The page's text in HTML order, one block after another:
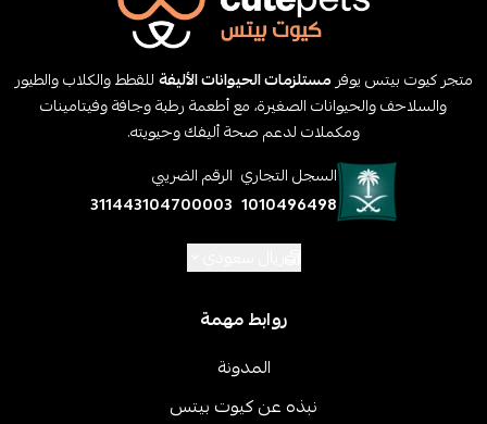
متجر كيوت بيتس يوفر مستلزمات الحيوانات الأليفةللقطط والكلاب والطيور
والسلاحف والحيوانات الصغيرة، مع أطعمة رطبة وجافة وفيتامينات
ومكملات لدعم صحة أليفك وحيويته.
السجل التجاري
1010496498
الرقم الضريبي
311443104700003
روابط مهمة
المدونة
نبذه عن كيوت بيتس